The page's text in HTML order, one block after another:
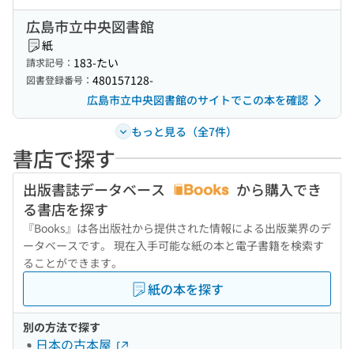
広島市立中央図書館
紙
請求記号： 183-たい
図書登録番号： 480157128-
広島市立中央図書館のサイトでこの本を確認
もっと見る（全7件）
書店で探す
出版書誌データベース
から購入でき
る書店を探す
『Books』は各出版社から提供された情報による出版業界のデ
ータベースです。 現在入手可能な紙の本と電子書籍を検索す
ることができます。
紙の本を探す
別の方法で探す
日本の古本屋